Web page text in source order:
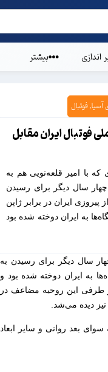
اندازی بیشتر
,فوتبال
فوتبال ایران مقابل
با امیر قلعه‌نویی هم به
سال دیگر برای رسیدن
پیروزی ایران در برابر ژاپن
به ایران دوخته شده بود
سال دیگر برای رسیدن به
به ایران دوخته شده بود و
طرفی این روحیه مضاعف در
دیده می‌شد.
بعد روانی و سایر ابعاد